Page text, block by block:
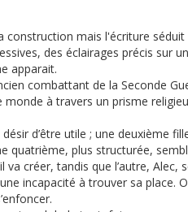
construction mais l'écriture séduit
des éclairages précis sur
apparait.
combattant de la Seconde
à travers un prisme
d’être utile ; une deuxième
quatrième, plus structurée,
va créer, tandis que l’autre, Alec,
incapacité à trouver sa place.